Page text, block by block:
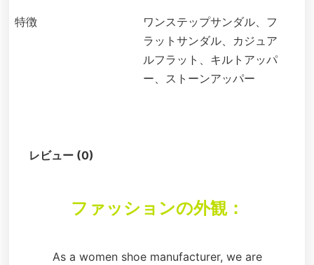
特徴
ワンステップサンダル、フ
ラットサンダル、カジュア
ルフラット、キルトアッパ
ー、ストーンアッパー
レビュー (0)
ファッションの外観：
As a women shoe manufacturer, we are